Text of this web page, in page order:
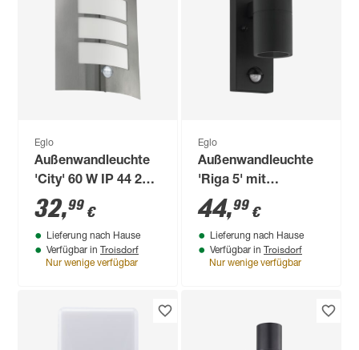
Eglo
Außenwandleuchte
'City' 60 W IP 44 23,5
x 26 cm
32,99 €
Lieferung nach Hause
Verfügbar in Troisdorf
Nur wenige verfügbar
Eglo
Außenwandleuchte
'Riga 5' mit
Bewegungssensor
2,8 W 250 lm
warmweiß IP 44 x
16,5 cm
44,99 €
Lieferung nach Hause
Verfügbar in Troisdorf
Nur wenige verfügbar